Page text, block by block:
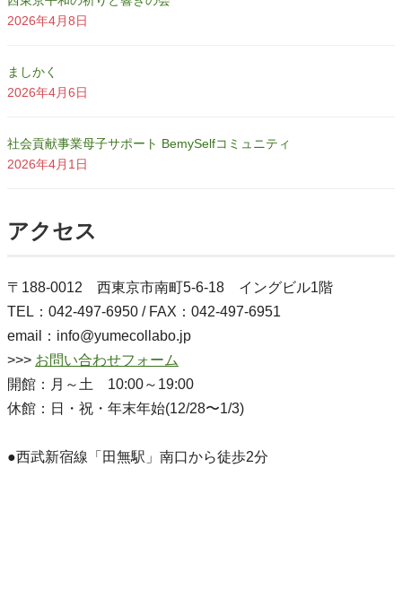
2026年4月8日
ましかく
2026年4月6日
社会貢献事業母子サポート BemySelfコミュニティ
2026年4月1日
アクセス
〒188-0012 西東京市南町5-6-18 イングビル1階
TEL：042-497-6950 / FAX：042-497-6951
email：info@yumecollabo.jp
>>> お問い合わせフォーム
開館：月～土 10:00～19:00
休館：日・祝・年末年始(12/28〜1/3)
●西武新宿線「田無駅」南口から徒歩2分